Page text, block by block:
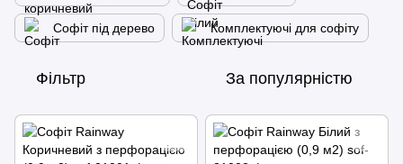
Софіт під дерево Комплектуючі для софіту
Фільтр За популярністю